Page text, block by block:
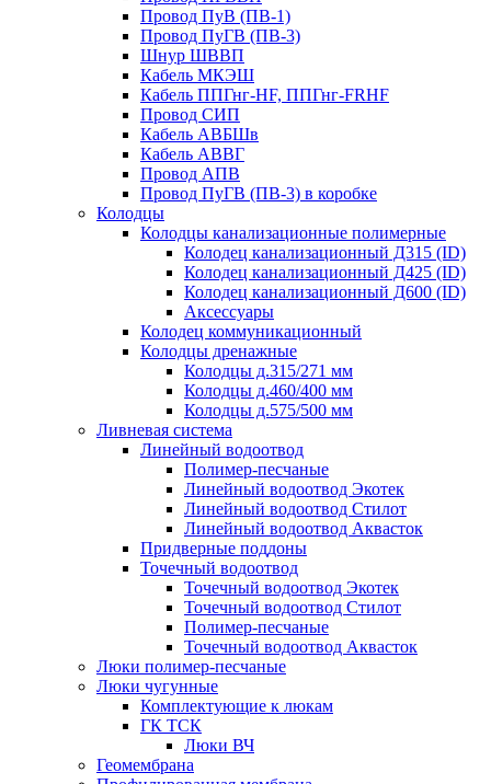
Провод ПуВ (ПВ-1)
Провод ПуГВ (ПВ-3)
Шнур ШВВП
Кабель МКЭШ
Кабель ППГнг-HF, ППГнг-FRHF
Провод СИП
Кабель АВБШв
Кабель АВВГ
Провод АПВ
Провод ПуГВ (ПВ-3) в коробке
Колодцы
Колодцы канализационные полимерные
Колодец канализационный Д315 (ID)
Колодец канализационный Д425 (ID)
Колодец канализационный Д600 (ID)
Аксессуары
Колодец коммуникационный
Колодцы дренажные
Колодцы д.315/271 мм
Колодцы д.460/400 мм
Колодцы д.575/500 мм
Ливневая система
Линейный водоотвод
Полимер-песчаные
Линейный водоотвод Экотек
Линейный водоотвод Стилот
Линейный водоотвод Аквасток
Придверные поддоны
Точечный водоотвод
Точечный водоотвод Экотек
Точечный водоотвод Стилот
Полимер-песчаные
Точечный водоотвод Аквасток
Люки полимер-песчаные
Люки чугунные
Комплектующие к люкам
ГК ТСК
Люки ВЧ
Геомембрана